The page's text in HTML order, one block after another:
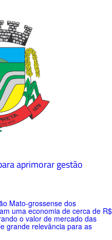
aprimorar gestão
Mato-grossense dos
uma economia de cerca de R$
o valor de mercado das
grande relevância para as